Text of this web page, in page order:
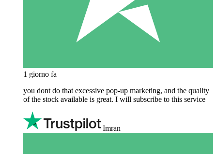
1 giorno fa
you dont do that excessive pop-up marketing, and the quality
of the stock available is great. I will subscribe to this service
Imran